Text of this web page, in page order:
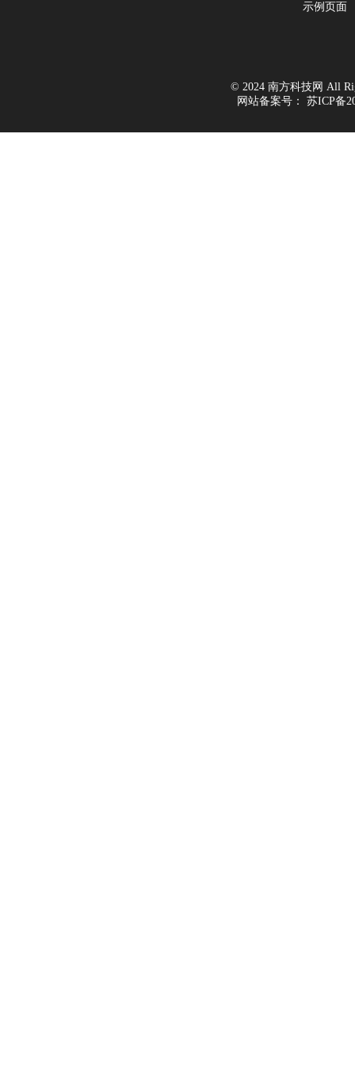
示例页面
© 2024 南方科技网 All
网站备案号：
苏ICP备